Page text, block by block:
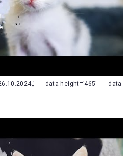
data-height=’465′ data-